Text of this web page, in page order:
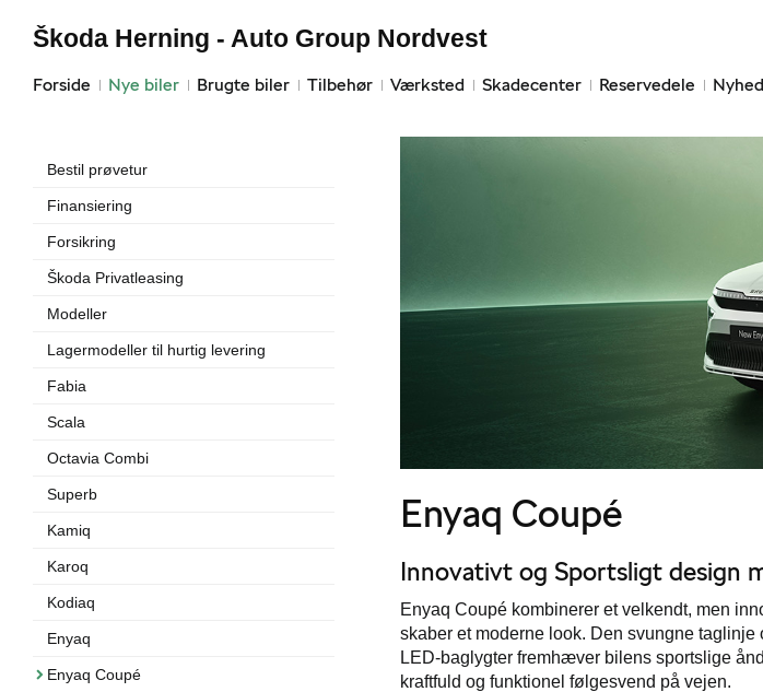
Forside Nye biler Brugte biler Tilbehør Værksted Skadecenter Reservedele
Škoda Herning - Auto Group Nordvest
Bestil prøvetur
Finansiering
Forsikring
Škoda Privatleasing
Modeller
Lagermodeller til hurtig levering
Fabia
Scala
Octavia Combi
Superb
Kamiq
Karoq
Kodiaq
Enyaq
Enyaq Coupé
Enyaq Coupé
Innovativt og Sportsligt design
Enyaq Coupé kombinerer et velkendt, men
skaber et moderne look. Den svungne
LED-baglygter fremhæver bilens sportslige
kraftfuld og funktionel følgesvend på vejen.